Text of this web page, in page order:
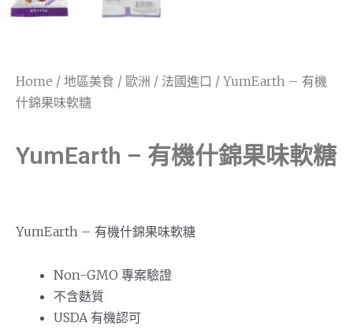
Home / 地區美食 / 歐洲 / 法國進口 / YumEarth – 有機
什錦果味軟糖
YumEarth – 有機什錦果味軟糖
YumEarth – 有機什錦果味軟糖
Non-GMO 專案驗證
不含麩質
USDA 有機認可